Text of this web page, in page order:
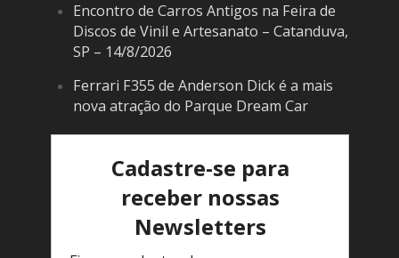
Encontro de Carros Antigos na Feira de
Discos de Vinil e Artesanato – Catanduva,
SP – 14/8/2026
Ferrari F355 de Anderson Dick é a mais
nova atração do Parque Dream Car